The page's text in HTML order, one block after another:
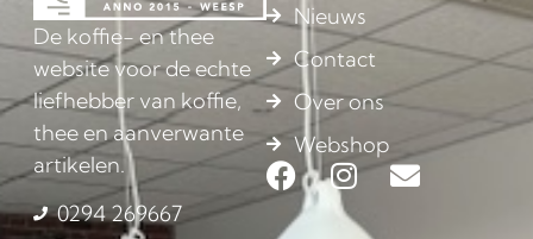
De koffie- en thee
website voor de echte
liefhebber van koffie,
thee en aanverwante
artikelen.
0294 269667
Nieuws
Contact
Over ons
Webshop